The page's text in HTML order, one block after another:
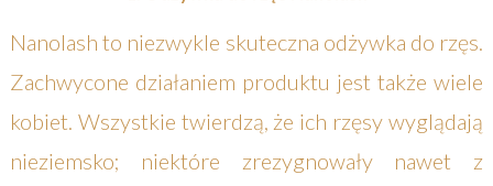
Nanolash to niezwykle skuteczna odżywka do rzęs.
Zachwycone działaniem produktu jest także wiele
kobiet. Wszystkie twierdzą, że ich rzęsy wyglądają
nieziemsko; niektóre zrezygnowały nawet z